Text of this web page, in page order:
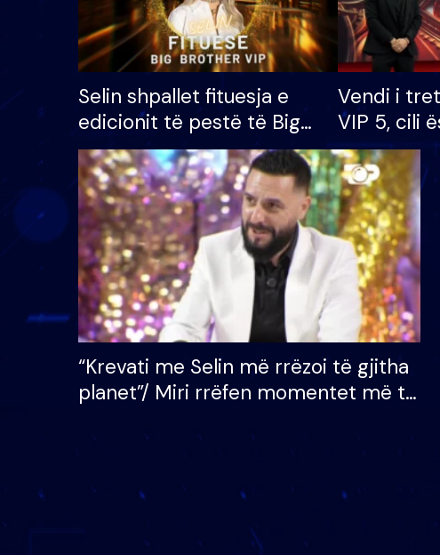
Selin shpallet fituesja e
edicionit të pestë të Big
Brother VIP, rrëmben
çmimin e madh prej 100
mijë eurosh
Vendi i
VIP 5, cili
radhës që
“Krevati me Selin më rrëzoi të gjitha
planet”/ Miri rrëfen momentet më të
mungojë zilja e mëngjesit kur…